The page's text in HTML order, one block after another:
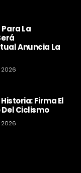
La
Anuncia La
2026
Firma El
Ciclismo
2026